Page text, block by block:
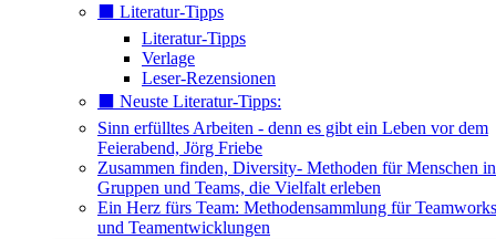
⬛️ Literatur-Tipps
Literatur-Tipps
Verlage
Leser-Rezensionen
⬛️ Neuste Literatur-Tipps:
Sinn erfülltes Arbeiten - denn es gibt ein Leben vor dem
Feierabend, Jörg Friebe
Zusammen finden, Diversity- Methoden für Menschen in
Gruppen und Teams, die Vielfalt erleben
Ein Herz fürs Team: Methodensammlung für
und Teamentwicklungen